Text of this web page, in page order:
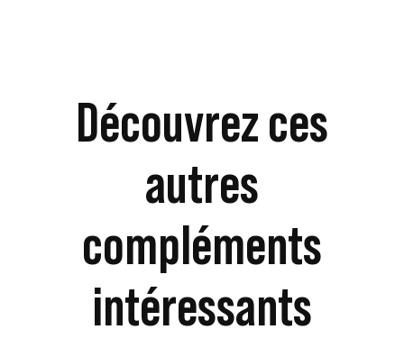
Découvrez ces
autres
compléments
intéressants